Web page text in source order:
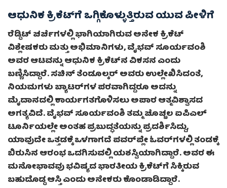
ಆಧುನಿಕ ಕ್ರಿಕೆಟ್‌ಗೆ ಒಗ್ಗಿಕೊಳ್ಳುತ್ತಿರುವ ಯುವ ಪೀಳಿಗೆ
ರೆಡ್ಡಿಟ್ ಚರ್ಚೆಗಳಲ್ಲಿ ಭಾಗಿಯಾಗಿರುವ ಅನೇಕ ಕ್ರಿಕೆಟ್
ವಿಶ್ಲೇಷಕರು ಮತ್ತು ಅಭಿಮಾನಿಗಳು, ವೈಭವ್ ಸೂರ್ಯವಂಶಿ
ಅವರ ಆಟವನ್ನು ಆಧುನಿಕ ಕ್ರಿಕೆಟ್‌ನ ವಿಕಸನ ಎಂದು
ಬಣ್ಣಿಸಿದ್ದಾರೆ. ಸಚಿನ್ ತೆಂಡೂಲ್ಕರ್ ಅವರು ಉಲ್ಲೇಖಿಸಿದಂತೆ,
ನಿಯಮಗಳು ಬ್ಯಾಟರ್‌ಗಳ ಪರವಾಗಿದ್ದರೂ ಅದನ್ನು
ಮೈದಾನದಲ್ಲಿ ಕಾರ್ಯಗತಗೊಳಿಸಲು ಅಪಾರ ಆತ್ಮವಿಶ್ವಾಸದ
ಅಗತ್ಯವಿದೆ. ವೈಭವ್ ಸೂರ್ಯವಂಶಿ ತಮ್ಮ ಚೊಚ್ಚಲ ಐಪಿಎಲ್
ಟೂರ್ನಿಯಲ್ಲೇ ಅಂತಹ ಪ್ರಬುದ್ಧತೆಯನ್ನು ಪ್ರದರ್ಶಿಸಿದ್ದು,
ಯಾವುದೇ ಒತ್ತಡಕ್ಕೆ ಒಳಗಾಗದೆ ಪವರ್‌ಪ್ಲೇ ಓವರ್‌ಗಳಲ್ಲಿ ತಂಡಕ್ಕೆ
ಬಿರುಸಿನ ಆರಂಭ ಒದಗಿಸುವಲ್ಲಿ ಯಶಸ್ವಿಯಾಗಿದ್ದಾರೆ. ಅವರ ಈ
ಮನೋಭಾವವು ಭವಿಷ್ಯದ ಭಾರತೀಯ ಕ್ರಿಕೆಟ್‌ಗೆ ಸಿಕ್ಕಿರುವ
ಬಹುದೊಡ್ಡ ಆಸ್ತಿ ಎಂದು ಅನೇಕರು ಕೊಂಡಾಡಿದ್ದಾರೆ.